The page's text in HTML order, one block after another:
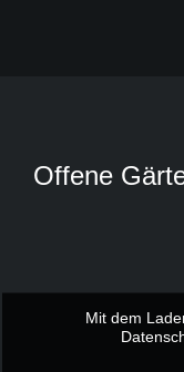
Offene
Mit dem